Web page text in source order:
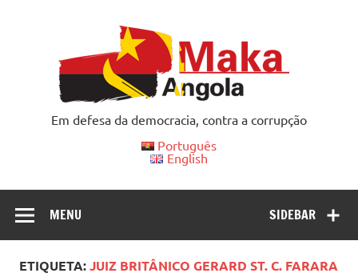
Em defesa da democracia, contra a corrupção
Português
English
SIDEBAR
MENU
ETIQUETA:JUIZ BRITÂNICO GERARD ST. C. FARARA